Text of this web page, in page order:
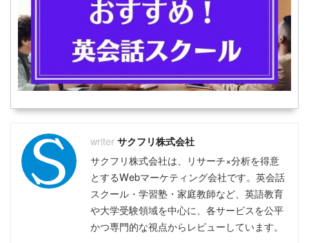
サクフリ株式会社
サクフリ株式会社は、リサーチ×分析を得意
とするWebマーケティング会社です。英会話
スクール・学習塾・家庭教師など、英語教育
や大学受験領域を中心に、各サービスを公平
かつ専門的な視点からレビューしています。